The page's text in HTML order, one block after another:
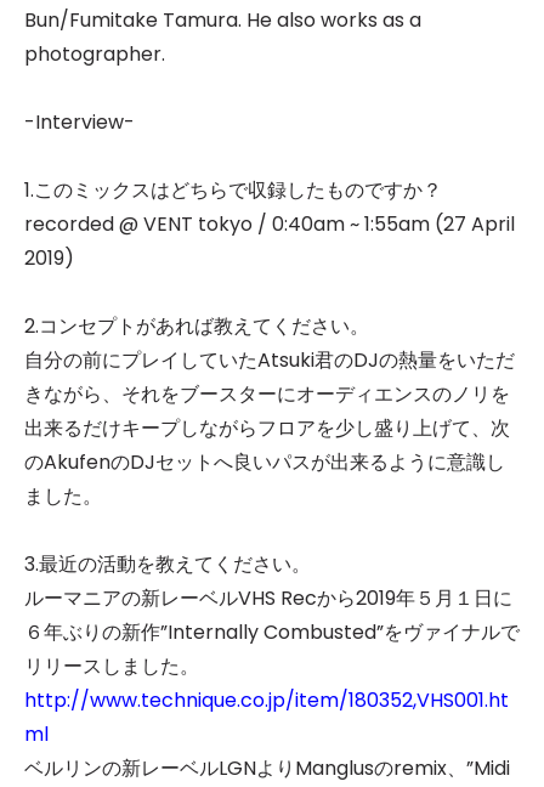
Bun/Fumitake Tamura. He also works as a
photographer.
-Interview-
1.このミックスはどちらで収録したものですか？
recorded @ VENT tokyo / 0:40am ~ 1:55am (27 April
2019)
2.コンセプトがあれば教えてください。
自分の前にプレイしていたAtsuki君のDJの熱量をいただ
きながら、それをブースターにオーディエンスのノリを
出来るだけキープしながらフロアを少し盛り上げて、次
のAkufenのDJセットへ良いパスが出来るように意識し
ました。
3.最近の活動を教えてください。
ルーマニアの新レーベルVHS Recから2019年５月１日に
６年ぶりの新作”Internally Combusted”をヴァイナルで
リリースしました。
http://www.technique.co.jp/item/180352,VHS001.ht
ml
ベルリンの新レーベルLGNよりManglusのremix、”Midi